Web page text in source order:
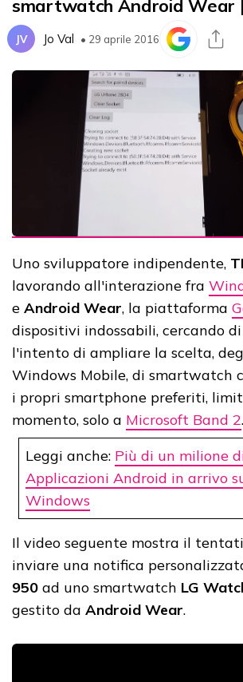
smartwatch Android Wear
JV Jo Val • 29 aprile 2016
Uno sviluppatore indipendente,
lavorando all'interazione fra
e Android Wear, la piattaforma
dispositivi indossabili, cercando
l'intento di ampliare la scelta,
Windows Mobile, di smartwatch
i propri smartphone preferiti,
momento, solo a Microsoft Band 2.
Leggi anche: Più di un milione
Applicazioni Android in arrivo
Windows
Il video seguente mostra il
inviare una notifica
950 ad uno smartwatch LG
gestito da Android Wear.